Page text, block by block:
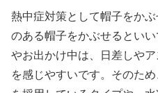
熱中症対策として帽子をか
のある帽子をかぶせるとい
やお出かけ中は、日差しや
を感じやすいです。そのた